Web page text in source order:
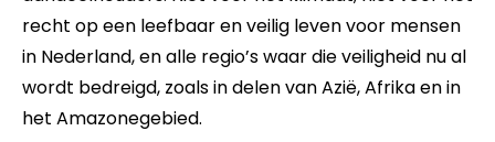
recht op een leefbaar en veilig leven voor mensen
in Nederland, en alle regio’s waar die veiligheid nu al
wordt bedreigd, zoals in delen van Azië, Afrika en in
het Amazonegebied.